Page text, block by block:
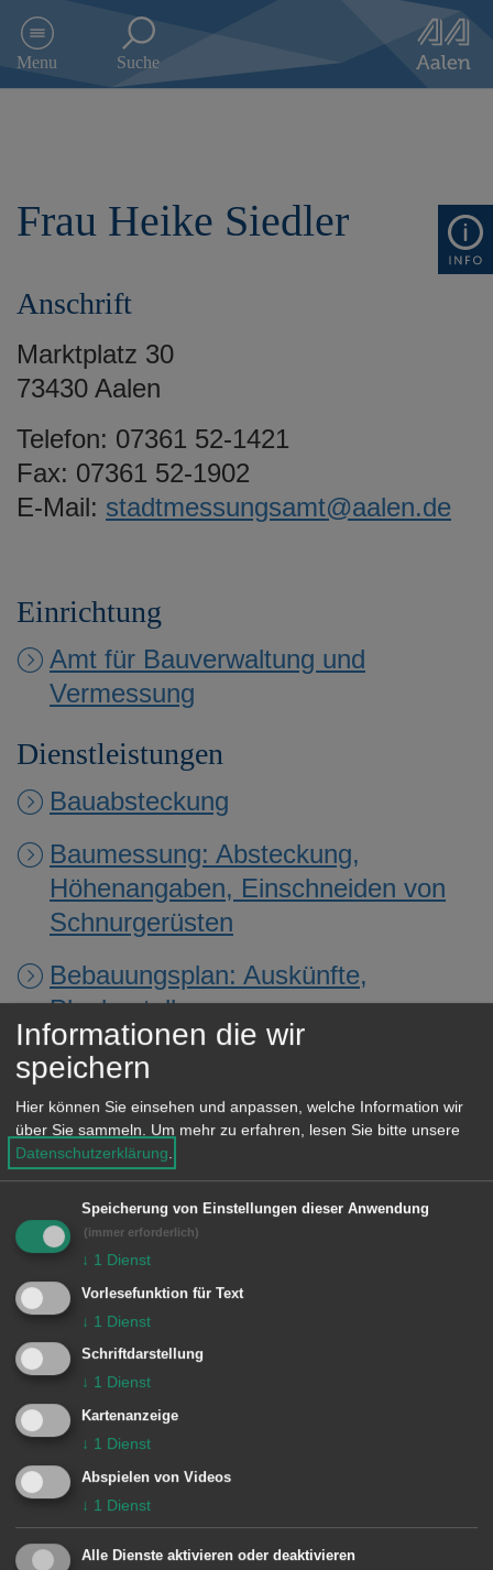
e
m
Menu Suche
Frau Heike Siedler
Anschrift
Marktplatz 30
73430 Aalen
Telefon: 07361 52-1421
Fax: 07361 52-1902
E-Mail: stadtmessungsamt@aalen.de
Einrichtung
Amt für Bauverwaltung und
Vermessung
Dienstleistungen
Bauabsteckung
Baumessung: Absteckung,
Höhenangaben, Einschneiden von
Schnurgerüsten
Bebauungsplan: Auskünfte,
Planbestellung
Gebäudeaufnahme
Geodatenportal
Grenzbescheinigung
Grundstücksrechte:
Gegenstandslosigkeit
Katastervermessung
Lagepläne zum Bauantrag
Liegenschaftskatasterauszüge zum
Bauantrag
Liegenschaftskataster: Auskunft,
Planbestellung
Informationen die wir
speichern
Hier können Sie einsehen und anpassen, welche Information wir
über Sie sammeln.
Um mehr zu erfahren, lesen Sie bitte unsere
Datenschutzerklärung
Speicherung von Einstellungen dieser Anwendung
(immer erforderlich)
↓ 1 Dienst
Vorlesefunktion für Text
↓ 1 Dienst
Schriftdarstellung
↓ 1 Dienst
Kartenanzeige
↓ 1 Dienst
Abspielen von Videos
↓ 1 Dienst
Alle Dienste aktivieren oder deaktivieren